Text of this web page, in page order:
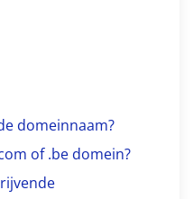
domeinnaam?
of .be domein?